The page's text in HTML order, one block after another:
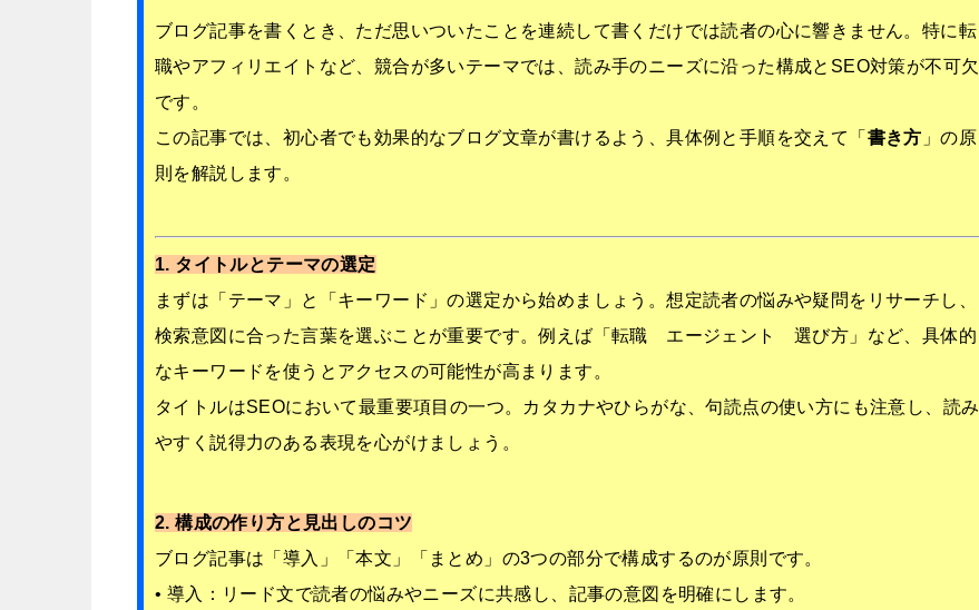
ブログ記事を書くとき、ただ思いついたことを連続して書くだけでは読者の心に響きません。特に転
職やアフィリエイトなど、競合が多いテーマでは、読み手のニーズに沿った構成とSEO対策が不可欠
です。
この記事では、初心者でも効果的なブログ文章が書けるよう、具体例と手順を交えて「 書き方 」の原
則を解説します。
1. タイトルとテーマの選定
まずは「テーマ」と「キーワード」の選定から始めましょう。想定読者の悩みや疑問をリサーチし、
検索意図に合った言葉を選ぶことが重要です。例えば「転職 エージェント 選び方」など、具体的
なキーワードを使うとアクセスの可能性が高まります。
タイトルはSEOにおいて最重要項目の一つ。カタカナやひらがな、句読点の使い方にも注意し、読み
やすく説得力のある表現を心がけましょう。
2. 構成の作り方と見出しのコツ
ブログ記事は「導入」「本文」「まとめ」の3つの部分で構成するのが原則です。
• 導入：リード文で読者の悩みやニーズに共感し、記事の意図を明確にします。